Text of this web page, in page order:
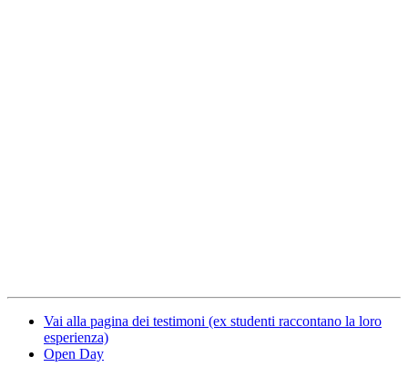
Vai alla pagina dei testimoni (ex studenti raccontano la loro
esperienza)
Open Day